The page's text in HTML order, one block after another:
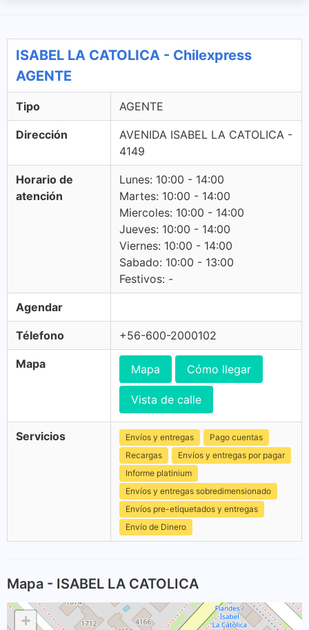
ISABEL LA CATOLICA - Chilexpress
AGENTE
Tipo AGENTE
Dirección
AVENIDA ISABEL LA CATOLICA -
4149
Horario de
atención
Lunes: 10:00 - 14:00
Martes: 10:00 - 14:00
Miercoles: 10:00 - 14:00
Jueves: 10:00 - 14:00
Viernes: 10:00 - 14:00
Sabado: 10:00 - 13:00
Festivos: -
Agendar
Télefono +56-600-2000102
Mapa Mapa Cómo llegar
Vista de calle
Servicios Envíos y entregas
Pago cuentas
Recargas
Envíos y entregas por pagar
Informe platinium
Envíos y entregas sobredimensionado
Envíos pre-etiquetados y entregas
Envío de Dinero
Mapa - ISABEL LA CATOLICA
+